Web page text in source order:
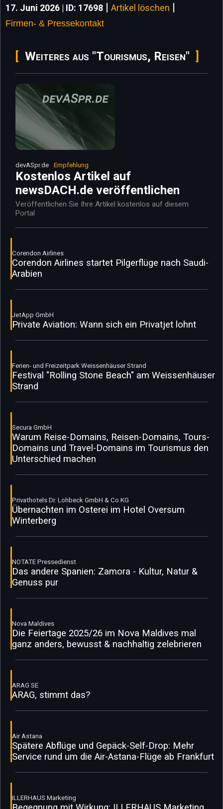
17. Juni 2026 | ID: 17698 | Artikel löschen |
Firmen- & Pressekontakt
Weiteres aus "Tourismus, Reisen"
devASpr.de Empfehlung
Kostenlos Artikel auf
newsDACH.de veröffentlichen
Veröffentlichen Sie Ihre Artikel kostenlos auf diesem
Portal
Corendon Airlines
Corendon Airlines startet Pilgerflüge nach Saudi-
Arabien
JetApp GmbH
Private Aviation: Wann sich ein Privatjet lohnt
Ferien- und Freizeitpark Weissenhäuser Strand
Festival "Rolling Stone Beach" am Weissenhäuser
Strand
Secura GmbH
Warum Reise-Domains, Reisen-Domains, Tours-
Domains und Travel-Domains im Tourismus den
Unterschied machen
Privathotels Dr. Lohbeck GmbH & Co.KG
Übernachten im Osterei im Hotel Oversum
Winterberg
NOTATE Pressedienst
Das andere Spanien: Zamora - Kultur, Natur &
Genuss pur
Nova Maldives
Die Feiertage 2025/26 im Nova Maldives mal
ganz anders, bewusst & nachhaltig zelebrieren
ARAG SE
ARAG, stimmt das?
Air Astana
Spätere Abflüge und Gepäck-Self-Drop: Mehr
Service rund um die Air-Astana-Flüge ab Frankfurt
ILLERHAUS Marketing